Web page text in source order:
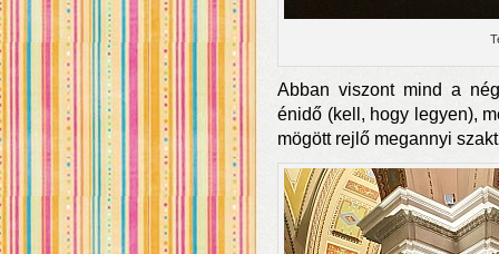
Abban viszont mind a
énidő (kell, hogy legyen),
mögött rejlő megannyi